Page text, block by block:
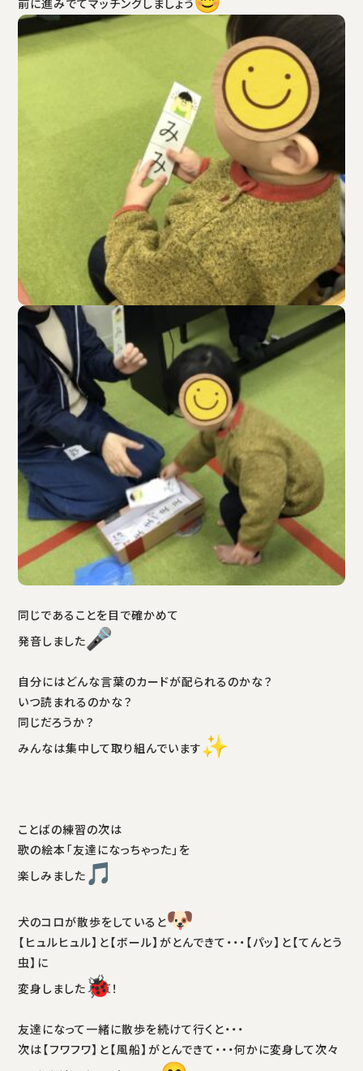
前に進みでてマッチングしましょう
同じであることを目で確かめて
発音しました
自分にはどんな言葉のカードが配られるのかな？
いつ読まれるのかな？
同じだろうか？
みんなは集中して取り組んでいます
ことばの練習の次は
歌の絵本「友達になっちゃった」を
楽しみました
犬のコロが散歩をしていると
【ヒュルヒュル】と【ボール】がとんできて・・・【パッ】と【てんとう
虫】に
変身しました ！
友達になって一緒に散歩を続けて行くと・・・
次は【フワフワ】と【風船】がとんできて・・・何かに変身して次々